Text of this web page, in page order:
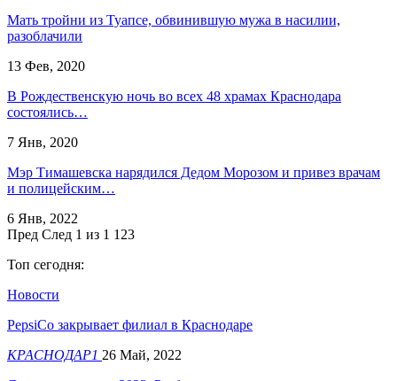
Мать тройни из Туапсе, обвинившую мужа в насилии,
разоблачили
13 Фев, 2020
В Рождественскую ночь во всех 48 храмах Краснодара
состоялись…
7 Янв, 2020
​Мэр Тимашевска нарядился Дедом Морозом и привез врачам
и полицейским…
6 Янв, 2022
Пред След 1 из 1 123
Топ сегодня:
Новости
​PepsiCo закрывает филиал в Краснодаре
КРАСНОДАР1 26 Май, 2022